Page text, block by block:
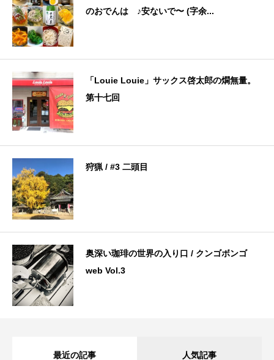
のおでんは ♪安ないで〜 (字余...
「Louie Louie」サックス啓太郎の燗無量。
第十七回
狩猟 / #3 二頭目
奥深い珈琲の世界の入り口 / クンゴボンゴ
web Vol.3
最近の記事 人気記事